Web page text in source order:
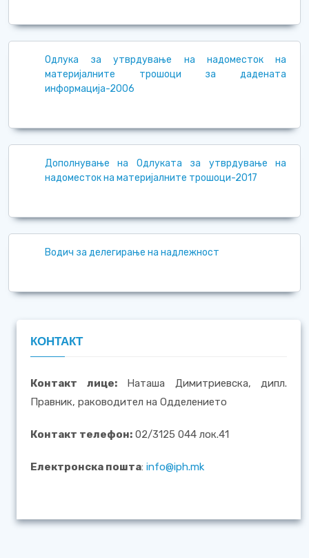
Одлука за утврдување на надоместок на
материјалните трошоци за дадената
информација-2006
Дополнување на Одлуката за утврдување на
надоместок на материјалните трошоци-2017
Водич за делегирање на надлежност
КОНТАКТ
Контакт лице:Наташа Димитриевска, дипл.
Правник, раководител на Одделението
Контакт телефон: 02/3125 044 лок.41
Електронска пошта: info@iph.mk